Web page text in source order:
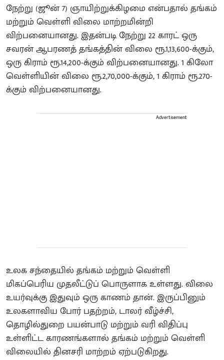
நேற்று (ஜூன் 7) ஞாயிற்றுக்கிழமை என்பதால் தங்கம்
மற்றும் வெள்ளி விலை மாற்றமின்றி
விற்பனையானது. இதன்படி நேற்று 22 காரட் ஒரு
சவரன் ஆபரணத் தங்கத்தின் விலை ரூ.1,13,600-க்கும்,
ஒரு கிராம் ரூ.14,200-க்கும் விற்பனையானது. 1 கிலோ
வெள்ளியின் விலை ரூ.2,70,000-க்கும், 1 கிராம் ரூ.270-
க்கும் விற்பனையானது.
Advertisement
உலக சந்தையில் தங்கம் மற்றும் வெள்ளி
மிகப்பெரிய முதலீட்டுப் பொருளாக உள்ளது. விலை
உயர்வுக்கு இதுவும் ஒரு காணம் தான். இருப்பினும்
உலகளாவிய போர் பதற்றம், டாலர் வீழ்ச்சி,
தொழில்துறை பயன்பாடு மற்றும் வரி விதிப்பு
உள்ளிட்ட காரணங்களால் தங்கம் மற்றும் வெள்ளி
விலையில் தினசரி மாற்றம் ஏற்படுகிறது.